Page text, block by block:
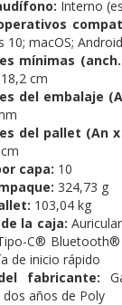
Interno
10; macOS;
mínimas
cm
del embalaje
del pallet (An x
capa: 10
324,73 g
103,04 kg
la caja:
C® Bluetooth®
de inicio rápido
fabricante:
años de Poly